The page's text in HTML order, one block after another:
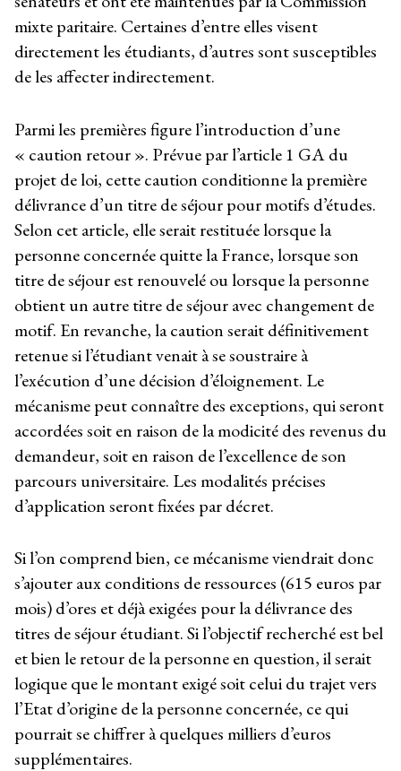
mixte paritaire. Certaines d’entre elles visent
directement les étudiants, d’autres sont susceptibles
de les affecter indirectement.
Parmi les premières figure l’introduction d’une
« caution retour ». Prévue par l’article 1 GA du
projet de loi, cette caution conditionne la première
délivrance d’un titre de séjour pour motifs d’études.
Selon cet article, elle serait restituée lorsque la
personne concernée quitte la France, lorsque son
titre de séjour est renouvelé ou lorsque la personne
obtient un autre titre de séjour avec changement de
motif. En revanche, la caution serait définitivement
retenue si l’étudiant venait à se soustraire à
l’exécution d’une décision d’éloignement. Le
mécanisme peut connaître des exceptions, qui seront
accordées soit en raison de la modicité des revenus du
demandeur, soit en raison de l’excellence de son
parcours universitaire. Les modalités précises
d’application seront fixées par décret.
Si l’on comprend bien, ce mécanisme viendrait donc
s’ajouter aux conditions de ressources (615 euros par
mois) d’ores et déjà exigées pour la délivrance des
titres de séjour étudiant. Si l’objectif recherché est bel
et bien le retour de la personne en question, il serait
logique que le montant exigé soit celui du trajet vers
l’Etat d’origine de la personne concernée, ce qui
pourrait se chiffrer à quelques milliers d’euros
supplémentaires.